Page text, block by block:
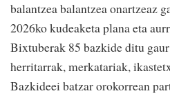
balantzea balantzea onartzeaz
2026ko kudeaketa plana eta
Bixtuberak 85 bazkide ditu
herritarrak, merkatariak,
Bazkideei batzar orokorrean